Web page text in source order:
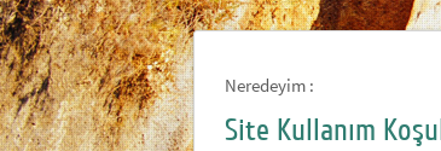
Neredeyim :
Site Kullanım